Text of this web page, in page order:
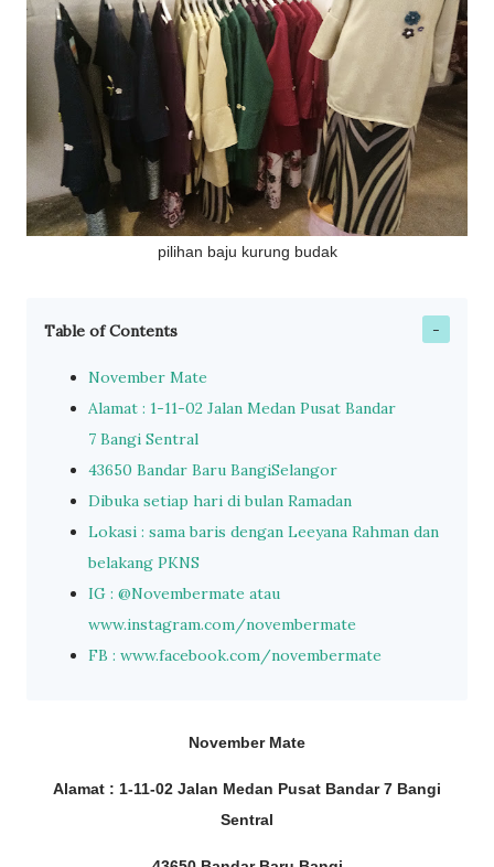
pilihan baju kurung budak
Table of Contents
November Mate
Alamat : 1-11-02 Jalan Medan Pusat Bandar
7 Bangi Sentral
43650 Bandar Baru BangiSelangor
Dibuka setiap hari di bulan Ramadan
Lokasi : sama baris dengan Leeyana Rahman dan
belakang PKNS
IG : @Novembermate atau
www.instagram.com/novembermate
FB : www.facebook.com/novembermate
November Mate
Alamat : 1-11-02 Jalan Medan Pusat Bandar 7 Bangi
Sentral